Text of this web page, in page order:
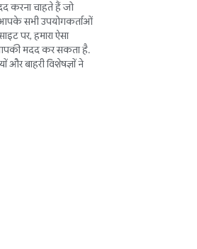
करना चाहते हैं जो
आपके सभी उपयोगकर्ताओं
पर, हमारा ऐसा
मदद कर सकता है.
बाहरी विशेषज्ञों ने